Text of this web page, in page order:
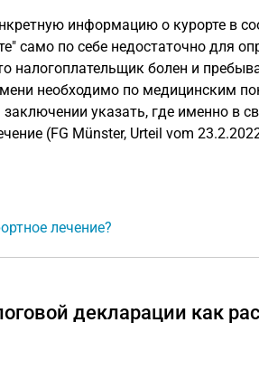
информацию о курорте в
само по себе недостаточно для
налогоплательщик болен и
необходимо по медицинским
указать, где именно в
(FG Münster, Urteil vom
лечение?
декларации как